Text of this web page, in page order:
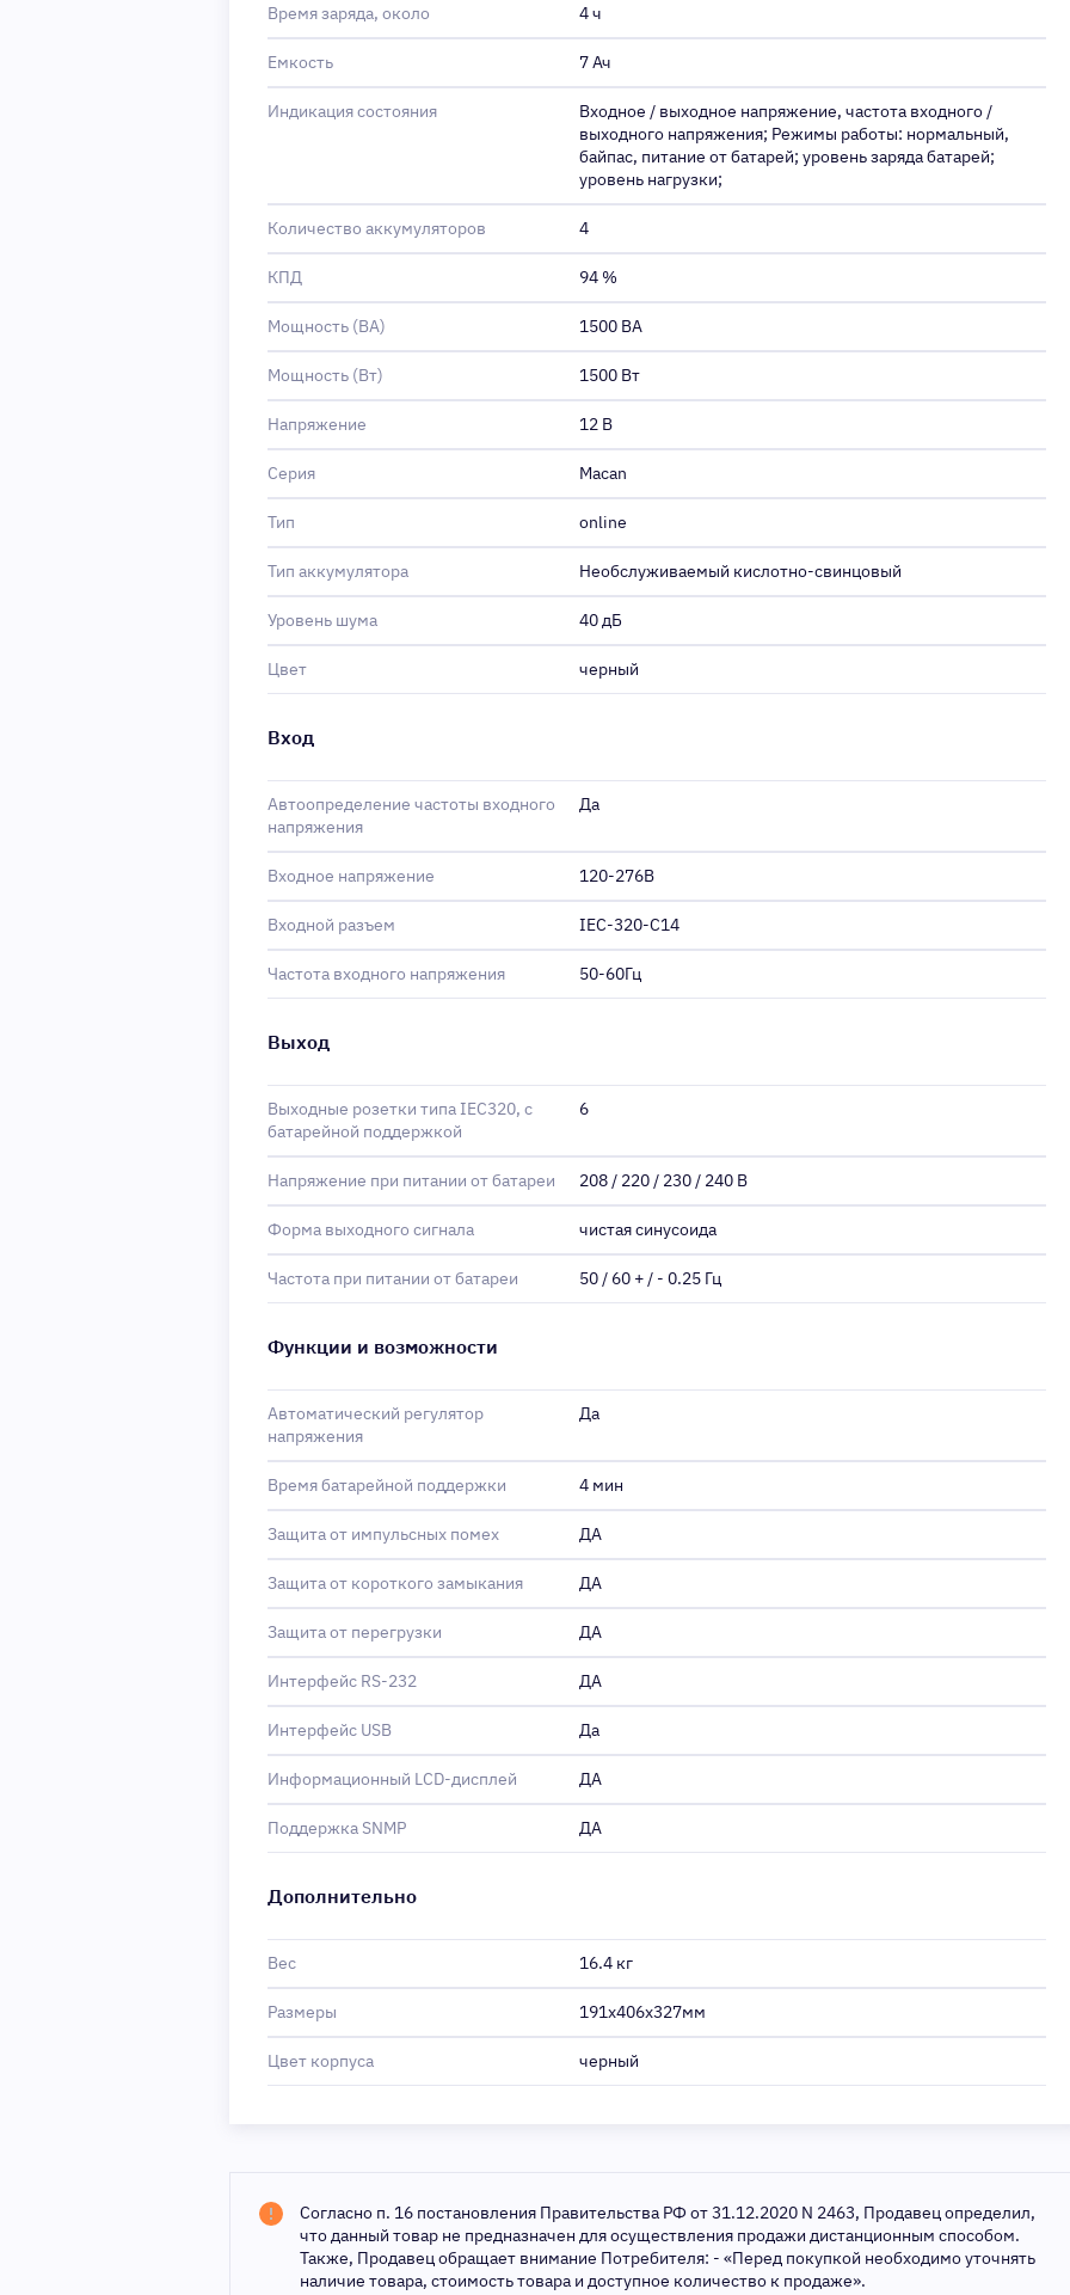
Время заряда, около 4 ч
Емкость 7 Ач
Индикация состояния
Входное / выходное напряжение, частота входного /
выходного напряжения; Режимы работы: нормальный,
байпас, питание от батарей; уровень заряда батарей;
уровень нагрузки;
Количество аккумуляторов 4
КПД 94 %
Мощность (ВА) 1500 ВA
Мощность (Вт) 1500 Вт
Напряжение 12 В
Серия Macan
Тип online
Тип аккумулятора Необслуживаемый кислотно-свинцовый
Уровень шума 40 дБ
Цвет черный
Вход
Автоопределение частоты входного
напряжения
Да
Входное напряжение 120-276В
Входной разъем IEC-320-C14
Частота входного напряжения 50-60Гц
Выход
Выходные розетки типа IEC320, с
батарейной поддержкой
6
Напряжение при питании от батареи 208 / 220 / 230 / 240 В
Форма выходного сигнала чистая синусоида
Частота при питании от батареи 50 / 60 + / - 0.25 Гц
Функции и возможности
Автоматический регулятор
напряжения
Да
Время батарейной поддержки 4 мин
Защита от импульсных помех ДА
Защита от короткого замыкания ДА
Защита от перегрузки ДА
Интерфейс RS-232 ДА
Интерфейс USB Да
Информационный LCD-дисплей ДА
Поддержка SNMP ДА
Дополнительно
Вес 16.4 кг
Размеры 191x406x327мм
Цвет корпуса черный
Согласно п. 16 постановления Правительства РФ от 31.12.2020 N 2463, Продавец определил,
что данный товар не предназначен для осуществления продажи дистанционным способом.
Также, Продавец обращает внимание Потребителя: - «Перед покупкой необходимо уточнять
наличие товара, стоимость товара и доступное количество к продаже».